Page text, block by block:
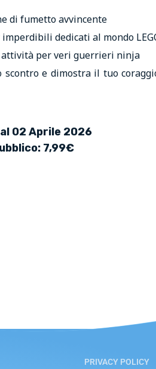
di fumetto avvincente
dedicati al mondo
attività per veri guerrieri ninja
scontro e dimostra il tuo
02 Aprile 2026
7,99€
PRIVACY POLICY